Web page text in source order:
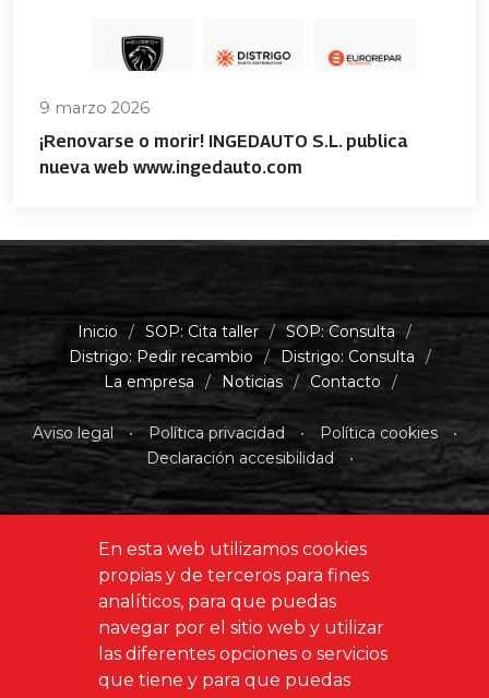
9 marzo 2026
¡Renovarse o morir! INGEDAUTO S.L. publica
nueva web www.ingedauto.com
Inicio / SOP: Cita taller / SOP: Consulta
/
Distrigo: Pedir recambio
/ Distrigo: Consulta
/
La empresa
/ Noticias / Contacto /
Aviso legal • Política privacidad • Política cookies •
Declaración accesibilidad
•
Diseñado y programado porGABALA S.L.
En esta web utilizamos cookies
propias y de terceros para fines
analíticos, para que puedas
navegar por el sitio web y utilizar
las diferentes opciones o servicios
que tiene y para que puedas